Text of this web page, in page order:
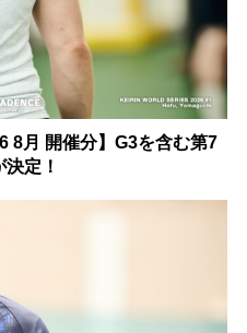
8月 開催分】G3を含む第7
定！